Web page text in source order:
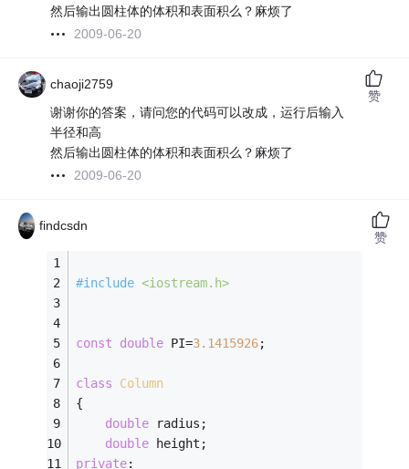
然后输出圆柱体的体积和表面积么？麻烦了
2009-06-20
chaoji2759
谢谢你的答案，请问您的代码可以改成，运行后输入
半径和高
然后输出圆柱体的体积和表面积么？麻烦了
2009-06-20
赞
findcsdn
#include <iostream.h>
const double PI=3.1415926;
class
Column
{
double radius;
double height;
private:
赞